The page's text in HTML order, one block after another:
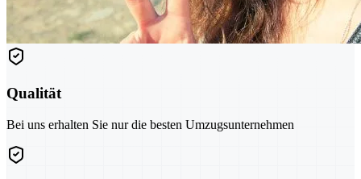
Qualität
Bei uns erhalten Sie nur die besten Umzugsunternehmen